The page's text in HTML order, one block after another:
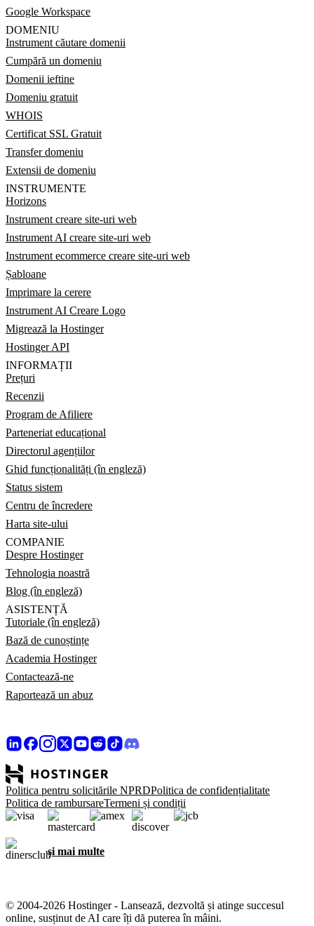
Google Workspace
DOMENIU
Instrument căutare domenii
Cumpără un domeniu
Domenii ieftine
Domeniu gratuit
WHOIS
Certificat SSL Gratuit
Transfer domeniu
Extensii de domeniu
INSTRUMENTE
Horizons
Instrument creare site-uri web
Instrument AI creare site-uri web
Instrument ecommerce creare site-uri web
Șabloane
Imprimare la cerere
Instrument AI Creare Logo
Migrează la Hostinger
Hostinger API
INFORMAȚII
Prețuri
Recenzii
Program de Afiliere
Parteneriat educațional
Directorul agențiilor
Ghid funcționalități (în engleză)
Status sistem
Centru de încredere
Harta site-ului
COMPANIE
Despre Hostinger
Tehnologia noastră
Blog (în engleză)
ASISTENȚĂ
Tutoriale (în engleză)
Bază de cunoștințe
Academia Hostinger
Contactează-ne
Raportează un abuz
Politica pentru solicitările NPRDPolitica de confidențialitate
Politica de rambursareTermeni și condiții
și mai multe
© 2004-2026 Hostinger - Lansează, dezvoltă și atinge succesul
online, susținut de AI care îți dă puterea în mâini.